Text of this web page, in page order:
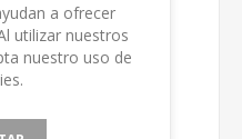
a ofrecer
utilizar nuestros
nuestro uso de